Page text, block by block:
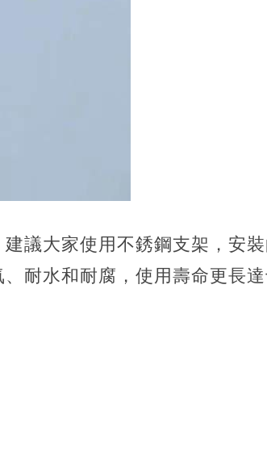
議大家使用不銹鋼支架，安
耐水和耐腐，使用壽命更長達